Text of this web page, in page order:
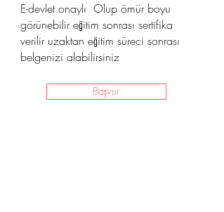
E-devlet onaylı Olup ömür boyu
görünebilir eğitim sonrası sertifika
verilir uzaktan eğitim süreci sonrası
belgenizi alabilirsiniz
Başvur